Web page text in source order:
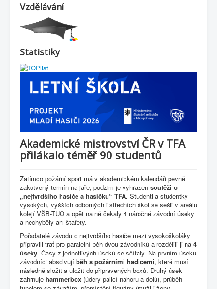
Vzdělávání
Statistiky
Akademické mistrovství ČR v TFA
přilákalo téměř 90 studentů
Zatímco požární sport má v akademickém kalendáři pevně
zakotvený termín na jaře, podzim je vyhrazen soutěži o
„nejtvrdšího hasiče a hasičku“ TFA. Studenti a studentky
vysokých, vyšších odborných i středních škol se sešli v areálu
kolejí VŠB-TUO a opět na ně čekaly 4 náročné závodní úseky
a nechyběly ani štafety.
Pořadatelé závodu o nejtvrdšího hasiče mezi vysokoškoláky
připravili trať pro paralelní běh dvou závodníků a rozdělili ji na 4
úseky. Časy z jednotlivých úseků se sčítaly. Na prvním úseku
závodníci absolvují běh s požárními hadicemi, které musí
následně složit a uložit do připravených boxů. Druhý úsek
zahrnuje hammerbox (údery palicí nahoru a dolů), průběh